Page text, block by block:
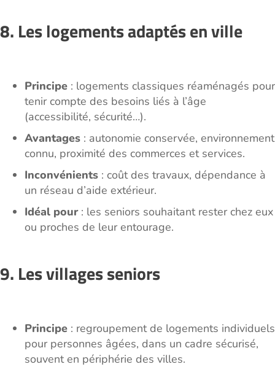
8. Les logements adaptés en ville
Principe : logements classiques réaménagés pour
tenir compte des besoins liés à l’âge
(accessibilité, sécurité…).
Avantages : autonomie conservée, environnement
connu, proximité des commerces et services.
Inconvénients : coût des travaux, dépendance à
un réseau d’aide extérieur.
Idéal pour: les seniors souhaitant rester chez eux
ou proches de leur entourage.
9. Les villages seniors
Principe : regroupement de logements individuels
pour personnes âgées, dans un cadre sécurisé,
souvent en périphérie des villes.